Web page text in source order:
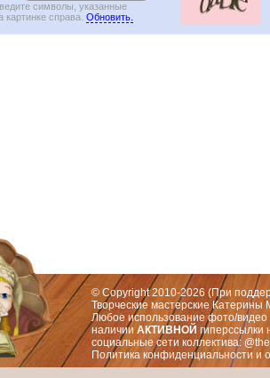
символы, указанные
картинке справа. Обновить.
© Copyright 2010-2026 (При
Творческие мастерские
Любое использование фото/видео
наличии АКТИВНОЙ гиперссылки
социальные сети коллектива:
Политика конфиденциальности и